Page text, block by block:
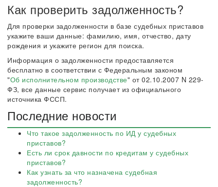
Как проверить задолженность?
Для проверки задолженности в базе судебных приставов
укажите ваши данные: фамилию, имя, отчество, дату
рождения и укажите регион для поиска.
Информация о задолженности предоставляется
бесплатно в соответствии с Федеральным законом
"Об исполнительном производстве" от 02.10.2007 N 229-
ФЗ, все данные сервис получает из официального
источника ФССП.
Последние новости
Что такое задолженность по ИД у судебных
приставов?
Есть ли срок давности по кредитам у судебных
приставов?
Как узнать за что назначена судебная
задолженность?